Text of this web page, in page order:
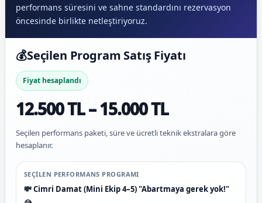
performans süresini ve sahne standardını rezervasyon
öncesinde birlikte netleştiriyoruz.
💰Seçilen Program Satış Fiyatı
Fiyat hesaplandı
12.500 TL – 15.000 TL
Seçilen performans paketi, süre ve ücretli teknik ekstralara göre
hesaplanır.
SEÇILEN PERFORMANS PROGRAMI
💸 Cimri Damat (Mini Ekip 4–5) "Abartmaya gerek yok!"